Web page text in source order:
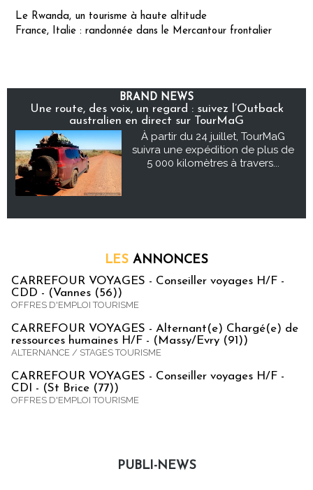
Le Rwanda, un tourisme à haute altitude
France, Italie : randonnée dans le Mercantour frontalier
BRAND NEWS
Une route, des voix, un regard : suivez l’Outback
australien en direct sur TourMaG
À partir du 24 juillet, TourMaG
suivra une expédition de plus de
5 000 kilomètres à travers...
LES ANNONCES
CARREFOUR VOYAGES - Conseiller voyages H/F -
CDD - (Vannes (56))
OFFRES D'EMPLOI TOURISME
CARREFOUR VOYAGES - Alternant(e) Chargé(e) de
ressources humaines H/F - (Massy/Evry (91))
ALTERNANCE / STAGES TOURISME
CARREFOUR VOYAGES - Conseiller voyages H/F -
CDI - (St Brice (77))
OFFRES D'EMPLOI TOURISME
PUBLI-NEWS